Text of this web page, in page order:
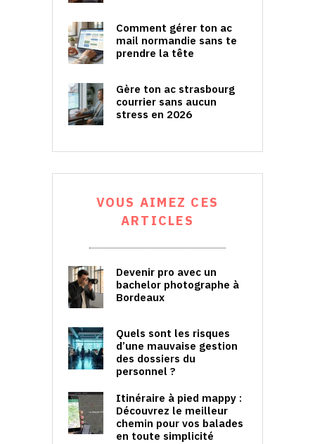
Comment gérer ton ac
mail normandie sans te
prendre la tête
Gère ton ac strasbourg
courrier sans aucun
stress en 2026
VOUS AIMEZ CES
ARTICLES
Devenir pro avec un
bachelor photographe à
Bordeaux
Quels sont les risques
d’une mauvaise gestion
des dossiers du
personnel ?
Itinéraire à pied mappy :
Découvrez le meilleur
chemin pour vos balades
en toute simplicité